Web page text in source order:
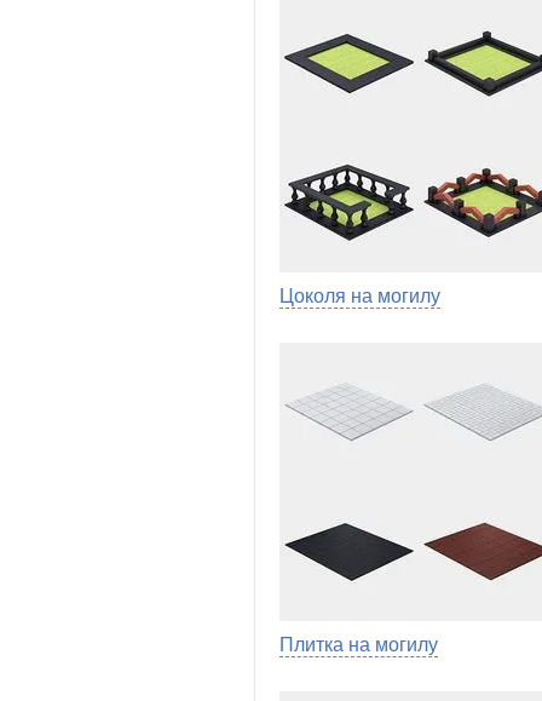
Цоколя на могилу
Плитка на могилу